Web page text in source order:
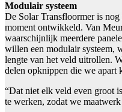
Modulair systeem
De Solar Transfloormer is
moment ontwikkeld. Van
waarschijnlijk meerdere
willen een modulair systeem,
lengte van het veld uitrollen.
delen opknippen die we apart
“Dat niet elk veld even groot
te werken, zodat we